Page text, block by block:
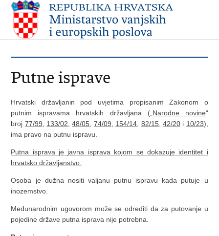
Putne isprave
Hrvatski državljanin pod uvjetima propisanim Zakonom o
putnim ispravama hrvatskih državljana („ Narodne novine“
broj 77/99 133/02 ,48/05 74/09 154/14 82/15, 42/20i 10/23),
ima pravo na putnu ispravu.
Putna isprava je javna isprava kojom se dokazuje identitet i
hrvatsko državljanstvo.
Osoba je dužna nositi valjanu putnu ispravu kada putuje u
inozemstvo.
Međunarodnim ugovorom može se odrediti da za putovanje u
pojedine države putna isprava nije potrebna.